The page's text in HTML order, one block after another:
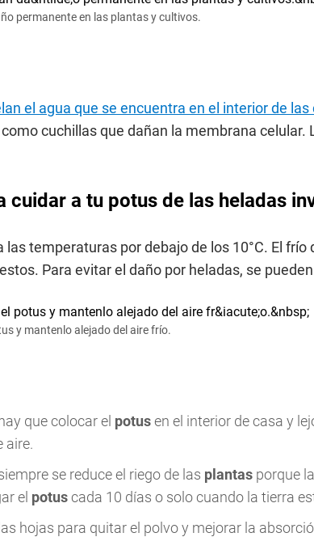
permanente en las plantas y cultivos.
el agua que se encuentra en el interior de las
cuchillas que dañan la membrana celular.
cuidar a tu potus de las heladas
las temperaturas por debajo de los 10°C. El
Para evitar el daño por heladas, se
y mantenlo alejado del aire frío.
hay que colocar el potusen el interior de casa y
aire.
se reduce el riego de las plantas porque
el potuscada 10 días o solo cuando la tierra
hojas para quitar el polvo y mejorar la